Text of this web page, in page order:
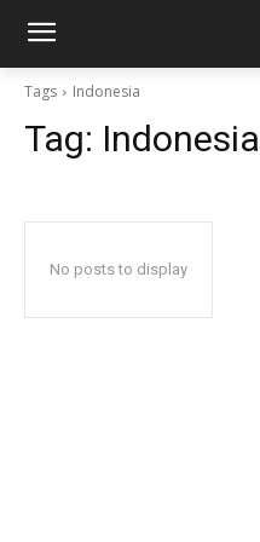
Tags Indonesia
Tag: Indonesia
No posts to display